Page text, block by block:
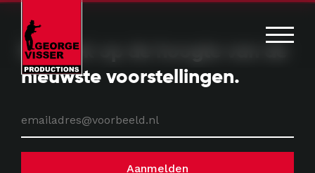
Blijf ook op de hoogte van de
nieuwste voorstellingen.